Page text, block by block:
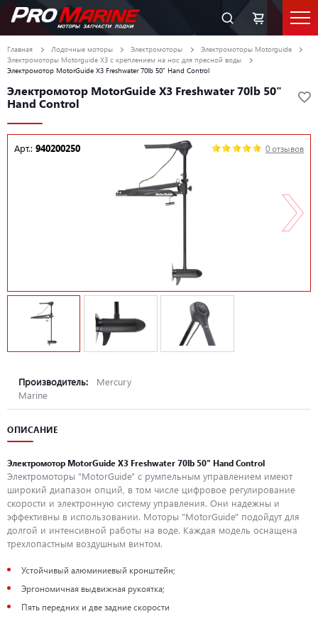
Главная Лодочные моторы Электромоторы
Электромоторы Motorguide
Электромоторы Motorguide X3 с креплением на нос для пресной воды
Электромотор MotorGuide X3 Freshwater 70lb 50" Hand Control
Электромотор MotorGuide X3 Freshwater 70lb 50"
Hand Control
Арт.: 940200250 0 отзывов
Производитель:
Mercury
Marine
ОПИСАНИЕ
Электромотор MotorGuide X3 Freshwater 70lb 50" Hand Control
Электромоторы "MotorGuide" с румпельным управлением имеют
широкий диапазон опций, в том числе цифровое регулирование
скорости и электронную систему управления. Они надежны и
эффективны в использовании. Моторы "MotorGuide" подойдут для
долгой и интенсивной работы на воде. Каждая модель оснащена
трехлопастным воздушным винтом.
Устойчивый алюминиевый кронштейн;
Эргономичная выдвижная рукоятка;
Пять передних и две задние скорости